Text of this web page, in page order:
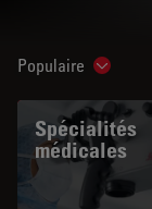
Populaire Show
Spécialités
médicales